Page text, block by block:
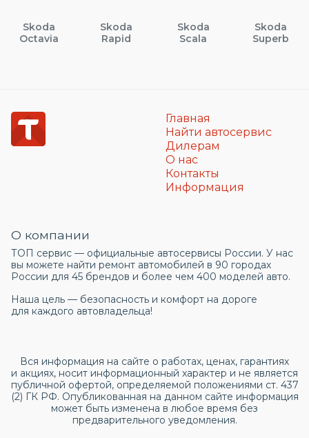
Skoda
Octavia
Skoda
Rapid
Skoda
Scala
Skoda
Superb
Главная
Найти автосервис
Дилерам
О нас
Контакты
Информация
О компании
ТОП сервис — официальные автосервисы России. У нас
вы можете найти ремонт автомобилей в 90 городах
России для 45 брендов и более чем 400 моделей авто.
Наша цель — безопасность и комфорт на дороге
для каждого автовладельца!
Вся информация на сайте о работах, ценах, гарантиях
и акциях, носит информационный характер и не является
публичной офертой, определяемой положениями ст. 437
(2) ГК РФ. Опубликованная на данном сайте информация
может быть изменена в любое время без
предварительного уведомления.